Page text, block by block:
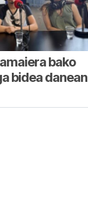
bako
bidea danean